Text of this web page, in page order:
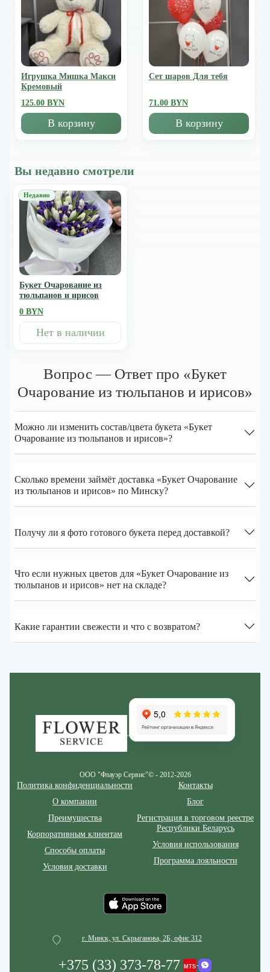
Игрушка Мишка Mакси
Кремовый
125.00 BYN
В корзину
Сет шаров Для тебя
71.00 BYN
В корзину
Вы недавно смотрели
Букет Очарование из
тюльпанов и ирисов
0 BYN
Нет в наличии
Вопрос — Ответ про «Букет
Очарование из тюльпанов и ирисов»
Можно ли изменить состав/цвета букета «Букет
Очарование из тюльпанов и ирисов»?
Сколько времени займёт доставка «Букет Очарование
из тюльпанов и ирисов» по Минску?
Получу ли я фото готового букета перед доставкой?
Что если нужных цветов для «Букет Очарование из
тюльпанов и ирисов» нет на складе?
Какие гарантии свежести и что с возвратом?
ООО "Флауэр Сервис"© - 2012-2026
Политика конфиденциальности
О компании
Преимущества
Корпоративным клиентам
Способы оплаты
Условия доставки
Контакты
Блог
Регистрация в торговом реестре
Республики Беларусь
Условия использования
Программа лояльности
г. Минск, ул. Скрыганова, 2Б, офис 312
+375 (33) 373-78-77